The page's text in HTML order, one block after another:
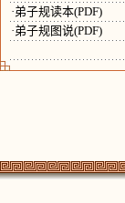
·弟子规读本(PDF)
·弟子规图说(PDF)